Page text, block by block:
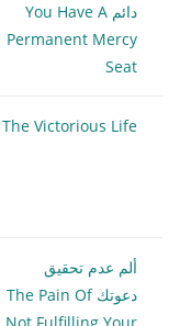
دائم You Have A
Permanent Mercy
Seat
The Victorious Life
ألم عدم تحقيق
دعوتك The Pain Of